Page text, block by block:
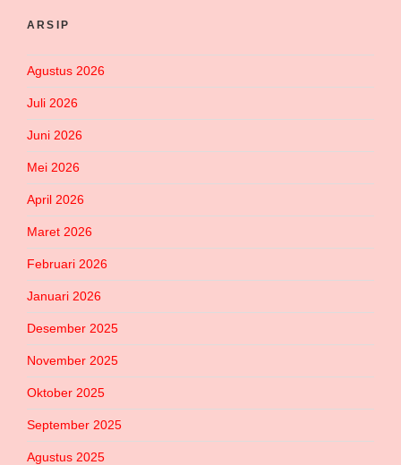
ARSIP
Agustus 2026
Juli 2026
Juni 2026
Mei 2026
April 2026
Maret 2026
Februari 2026
Januari 2026
Desember 2025
November 2025
Oktober 2025
September 2025
Agustus 2025